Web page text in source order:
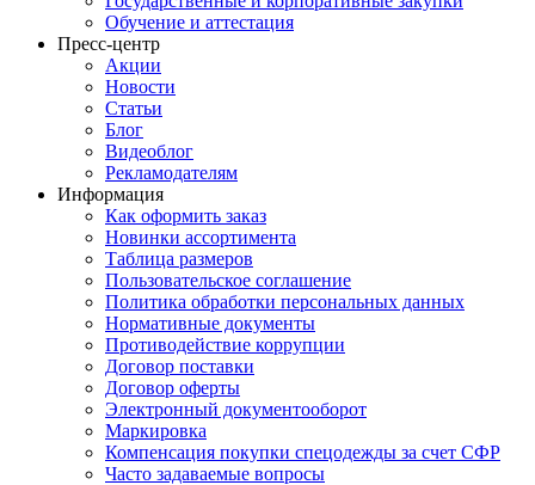
Обучение и аттестация
Пресс-центр
Акции
Новости
Статьи
Блог
Видеоблог
Рекламодателям
Информация
Как оформить заказ
Новинки ассортимента
Таблица размеров
Пользовательское соглашение
Политика обработки персональных данных
Нормативные документы
Противодействие коррупции
Договор поставки
Договор оферты
Электронный документооборот
Маркировка
Компенсация покупки спецодежды за счет СФР
Часто задаваемые вопросы